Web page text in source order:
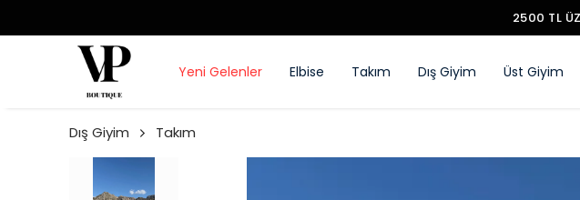
Yeni Gelenler Elbise Takım Dış Giyim Üst Giyim
Dış Giyim Takım